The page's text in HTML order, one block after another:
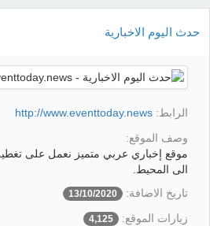
حدث اليوم الاخبارية
الرابط: http://www.eventtoday.news
وصف الموقع:
موقع إخباري عربي متميز نعمل على
الى المحيط.
تاريخ الاضافة:
13/10/2020
زيارات الموقع: 4,125